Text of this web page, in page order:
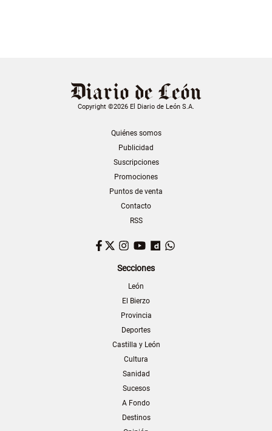
Copyright ©2026 El Diario de León S.A.
Quiénes somos
Publicidad
Suscripciones
Promociones
Puntos de venta
Contacto
RSS
Facebook
TwitterInstagram
YouTubeDailymotion
Secciones
León
El Bierzo
Provincia
Deportes
Castilla y León
Cultura
Sanidad
Sucesos
A Fondo
Destinos